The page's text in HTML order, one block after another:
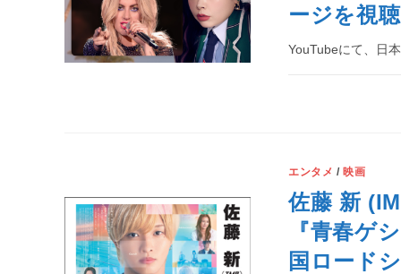
ージを視
YouTubeにて、日
エンタメ /映画
佐藤 新
『青春ゲ
国ロード